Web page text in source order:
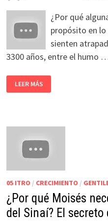
¿Por qué
propósito en
sienten
3300 años, entre el humo
LEER MÁS
05 ITRO / CRECIMIENTO /
¿Por qué Moisés
del Sinaí? El